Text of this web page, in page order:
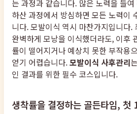
는 과정과 같습니다. 많은 노력을 들
하산 과정에서 방심하면 모든 노력이
니다. 모발이식 역시 마찬가지입니다.
완벽하게 모낭을 이식했더라도, 이후
률이 떨어지거나 예상치 못한 부작용
얻기 어렵습니다.모발이식 사후관리
인 결과를 위한 필수 코스입니다.
생착률을 결정하는 골든타임, 첫